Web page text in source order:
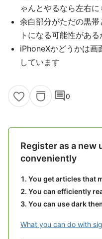
ゃんとやるなら左右
余白部分がただの黒
トになる可能性があ
iPhoneXかどうかは画
しています
comment0
Register as a new
conveniently
You get articles that
You can efficiently
You can use dark
What you can do with